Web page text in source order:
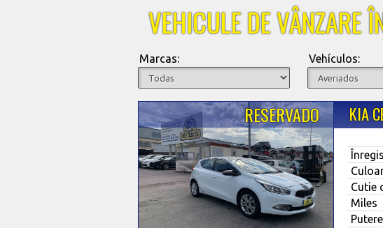
VEHICULE DE VÂNZARE
Marcas: Vehículos:
KIA
RESERVADO
Cutie
Miles
Putere